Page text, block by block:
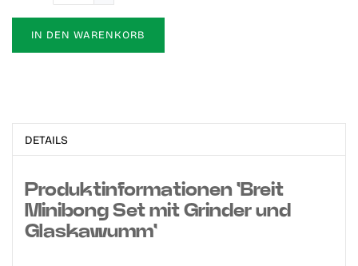
IN DEN WARENKORB
DETAILS
Produktinformationen 'Breit
Minibong Set mit Grinder und
Glaskawumm'